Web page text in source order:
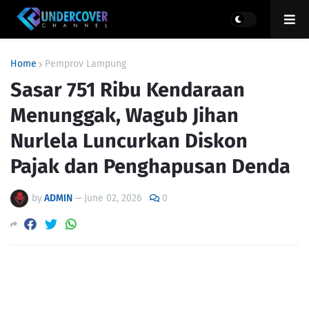
Home Pemprov Lampung
Sasar 751 Ribu Kendaraan
Menunggak, Wagub Jihan
Nurlela Luncurkan Diskon
Pajak dan Penghapusan Denda
byADMIN— June 02, 2026 0